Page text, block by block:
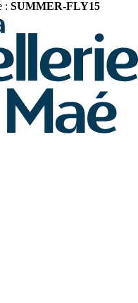
: SUMMER-FLY15